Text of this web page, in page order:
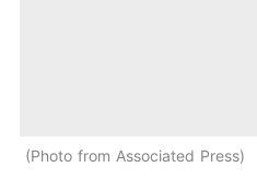
Photo from Associated Press